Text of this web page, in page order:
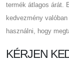
termék átlagos árát.
kedvezmény
használni, hogy
KÉRJEN